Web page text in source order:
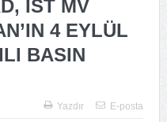
İST MV
4 EYLÜL
BASIN
Yazdır E-posta